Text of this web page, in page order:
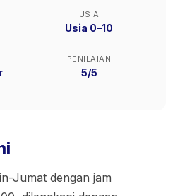
USIA
Usia 0–10
PENILAIAN
5/5
Jumat dengan jam